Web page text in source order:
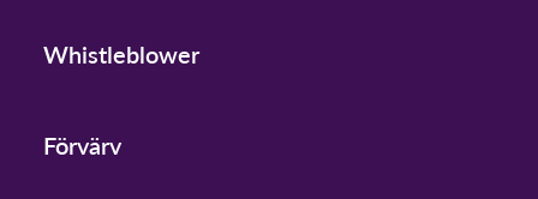
Whistleblower
Förvärv